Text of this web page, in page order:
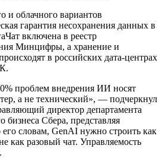
и облачного вариантов
гарантия несохранения данных в
включена в реестр
Минцифры, а хранение и
в российских дата-центрах
проблем внедрения ИИ носят
а не технический», — подчеркнул
директор департамента
бизнеса Сбера, представляя
словам, GenAI нужно строить как
как разовый чат. Управляемость